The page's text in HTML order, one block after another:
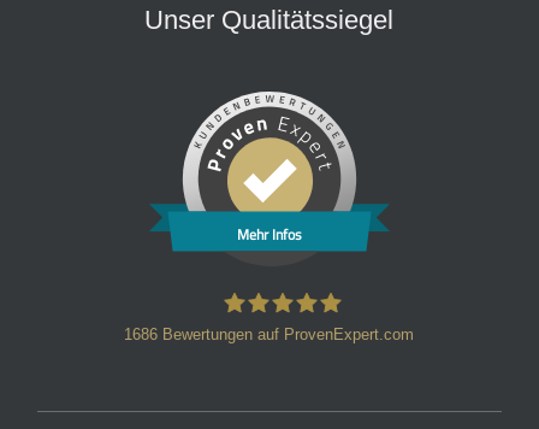
Unser Qualitätssiegel
Mehr Infos
1686 Bewertungen auf ProvenExpert.com